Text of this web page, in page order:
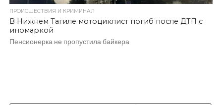
ПРОИСШЕСТВИЯ И КРИМИНАЛ
В Нижнем Тагиле мотоциклист погиб после ДТП с
иномаркой
Пенсионерка не пропустила байкера